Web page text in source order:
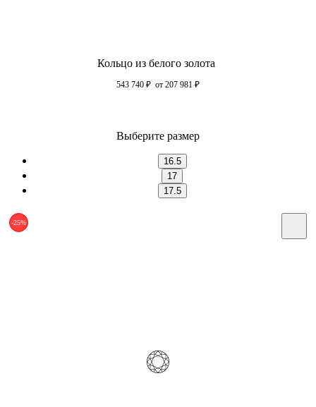
Кольцо из белого золота
543 740 ₽ от 207 981 ₽
Выберите размер
16.5
17
17.5
-25%